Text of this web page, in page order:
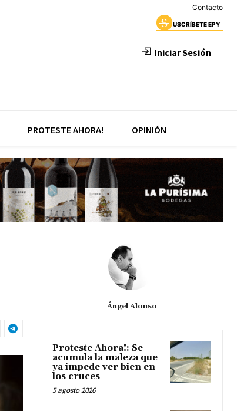
Contacto
USCRÍBETE EPY
Iniciar Sesión
PROTESTE AHORA! OPINIÓN
Ángel Alonso
Proteste Ahora!: Se
acumula la maleza que
ya impede ver bien en
los cruces
5 agosto 2026